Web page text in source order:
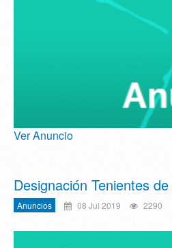
Ver Anuncio
Designación Tenientes
Anuncios 08 Jul 2019 2290